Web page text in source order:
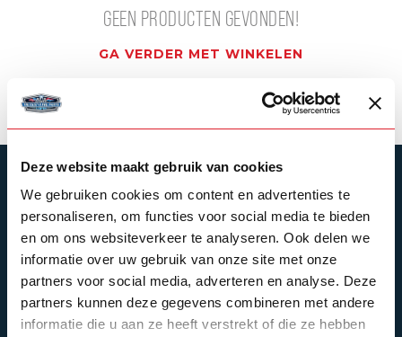
Deze website maakt gebruik van cookies
We gebruiken cookies om content en advertenties te
personaliseren, om functies voor social media te bieden
en om ons websiteverkeer te analyseren. Ook delen we
informatie over uw gebruik van onze site met onze
partners voor social media, adverteren en analyse. Deze
partners kunnen deze gegevens combineren met andere
informatie die u aan ze heeft verstrekt of die ze hebben
GEEN PRODUCTEN GEVONDEN!
GA VERDER MET WINKELEN
ABONNEER JE OP ONZE NIEUWSBRIEF
Blijf op de hoogte over onze laatste acties
Schrijf je in